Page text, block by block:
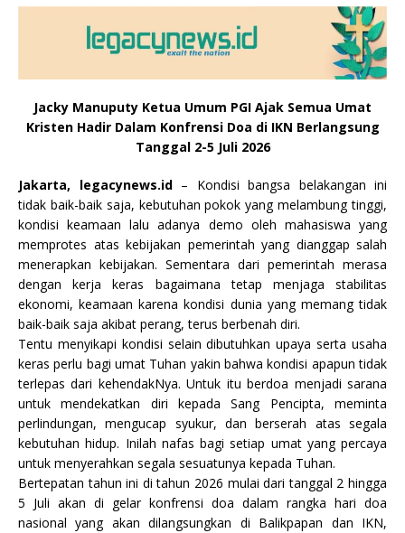
Jacky Manuputy Ketua Umum PGI Ajak Semua Umat
Kristen Hadir Dalam Konfrensi Doa di IKN Berlangsung
Tanggal 2-5 Juli 2026
Jakarta, legacynews.id– Kondisi bangsa belakangan ini
tidak baik-baik saja, kebutuhan pokok yang melambung tinggi,
kondisi keamaan lalu adanya demo oleh mahasiswa yang
memprotes atas kebijakan pemerintah yang dianggap salah
menerapkan kebijakan. Sementara dari pemerintah merasa
dengan kerja keras bagaimana tetap menjaga stabilitas
ekonomi, keamaan karena kondisi dunia yang memang tidak
baik-baik saja akibat perang, terus berbenah diri.
Tentu menyikapi kondisi selain dibutuhkan upaya serta usaha
keras perlu bagi umat Tuhan yakin bahwa kondisi apapun tidak
terlepas dari kehendakNya. Untuk itu berdoa menjadi sarana
untuk mendekatkan diri kepada Sang Pencipta, meminta
perlindungan, mengucap syukur, dan berserah atas segala
kebutuhan hidup. Inilah nafas bagi setiap umat yang percaya
untuk menyerahkan segala sesuatunya kepada Tuhan.
Bertepatan tahun ini di tahun 2026 mulai dari tanggal 2 hingga
5 Juli akan di gelar konfrensi doa dalam rangka hari doa
nasional yang akan dilangsungkan di Balikpapan dan IKN,